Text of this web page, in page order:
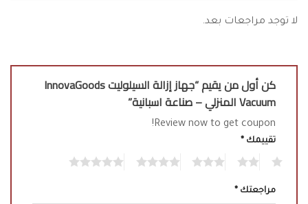
لا توجد مراجعات بعد.
كن أول من يقيم “جهاز إزالة السيلوليت InnovaGoods
Vacuum المنزلي – صناعة اسبانية”
Review now to get coupon!
تقييمك *
مراجعتك *